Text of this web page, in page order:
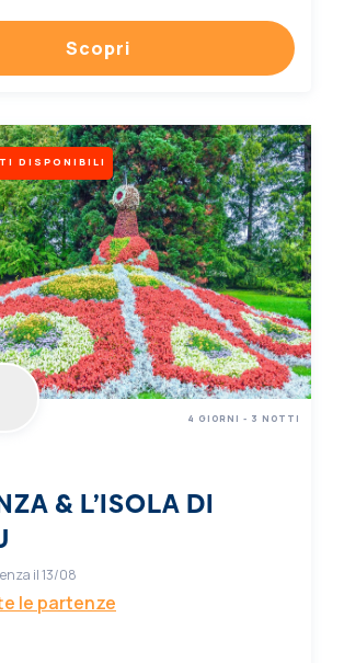
Scopri
DISPONIBILI
& L’ISOLA DI
4 GIORNI - 3 NOTTI
il 13/08
le partenze